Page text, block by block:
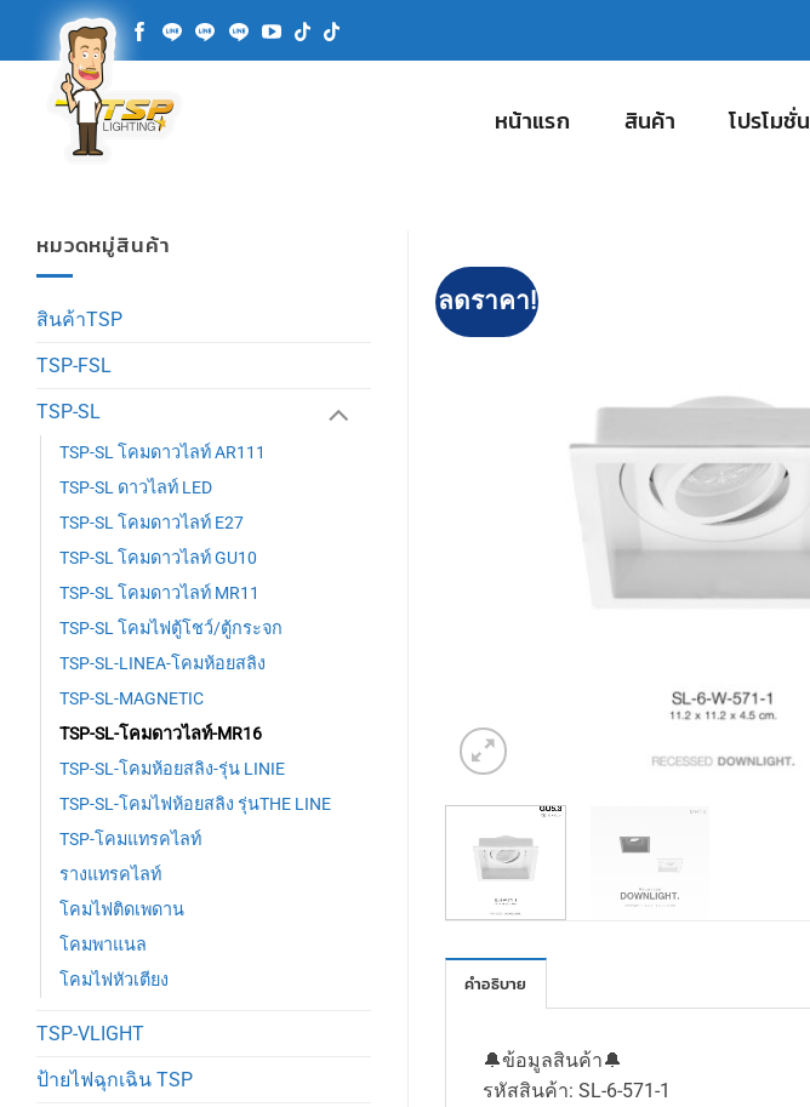
หน้าแรก สินค้า โปรโมชั่น
หมวดหมู่สินค้า
สินค้าTSP
TSP-FSL
TSP-SL
TSP-SL โคมดาวไลท์ AR111
TSP-SL ดาวไลท์ LED
TSP-SL โคมดาวไลท์ E27
TSP-SL โคมดาวไลท์ GU10
TSP-SL โคมดาวไลท์ MR11
TSP-SL โคมไฟตู้โชว์/ตู้กระจก
TSP-SL-LINEA-โคมห้อยสลิง
TSP-SL-MAGNETIC
TSP-SL-โคมดาวไลท์-MR16
TSP-SL-โคมห้อยสลิง-รุ่น LINIE
TSP-SL-โคมไฟห้อยสลิง รุ่นTHE LINE
TSP-โคมแทรคไลท์
รางแทรคไลท์
โคมไฟติดเพดาน
โคมพาแนล
โคมไฟหัวเตียง
TSP-VLIGHT
ป้ายไฟฉุกเฉิน TSP
ลดราคา!
คำอธิบาย
🔔ข้อมูลสินค้า🔔
รหัสสินค้า: SL-6-571-1